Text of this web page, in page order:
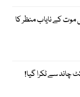
کے نایاب منظر کا
چاند سے ٹکرا گیا!